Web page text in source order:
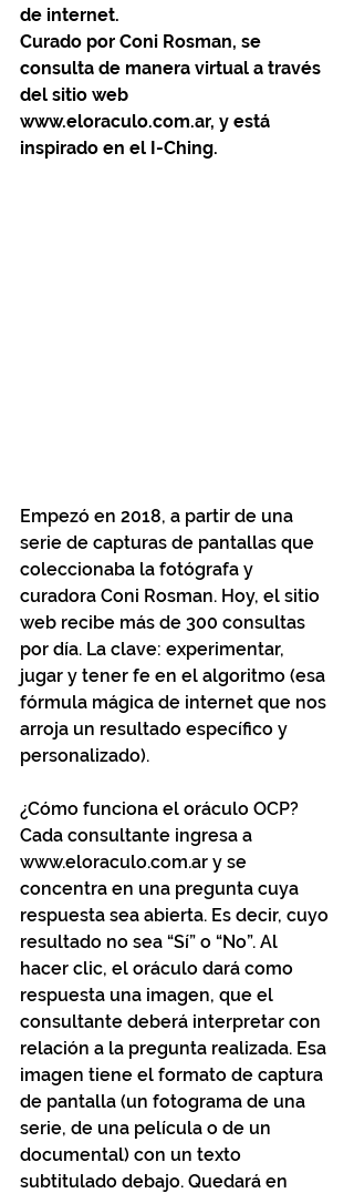
de internet.
Curado por Coni Rosman, se
consulta de manera virtual a través
del sitio web
www.eloraculo.com.ar, y está
inspirado en el I-Ching.
Empezó en 2018, a partir de una
serie de capturas de pantallas que
coleccionaba la fotógrafa y
curadora Coni Rosman. Hoy, el sitio
web recibe más de 300 consultas
por día. La clave: experimentar,
jugar y tener fe en el algoritmo (esa
fórmula mágica de internet que nos
arroja un resultado específico y
personalizado).
¿Cómo funciona el oráculo OCP?
Cada consultante ingresa a
www.eloraculo.com.ar y se
concentra en una pregunta cuya
respuesta sea abierta. Es decir, cuyo
resultado no sea “Sí” o “No”. Al
hacer clic, el oráculo dará como
respuesta una imagen, que el
consultante deberá interpretar con
relación a la pregunta realizada. Esa
imagen tiene el formato de captura
de pantalla (un fotograma de una
serie, de una película o de un
documental) con un texto
subtitulado debajo. Quedará en